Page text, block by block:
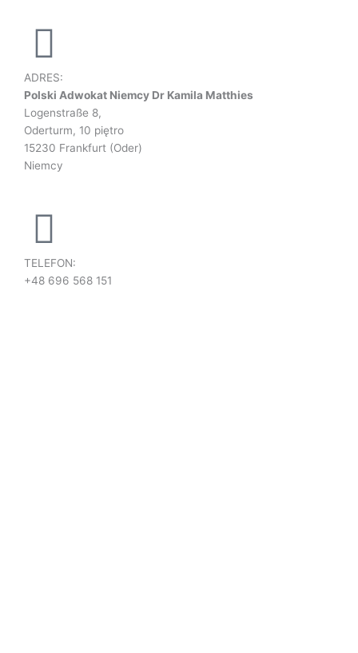
c
e
b
o
k
-
e
d
-
a
g
ADRES:
Polski Adwokat Niemcy Dr Kamila Matthies
Logenstraße 8,
Oderturm, 10 piętro
15230 Frankfurt (Oder)
Niemcy
TELEFON:
+48 696 568 151